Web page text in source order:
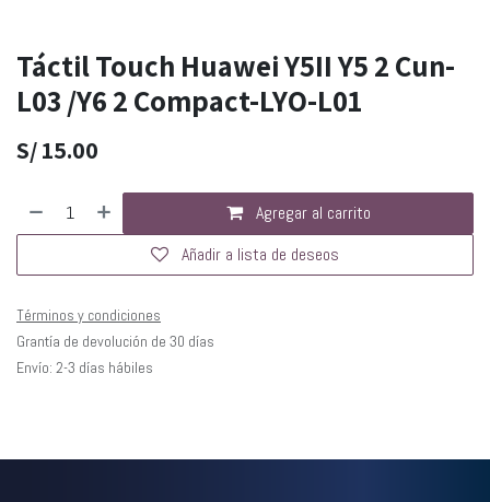
Táctil Touch Huawei Y5II Y5 2 Cun-
L03 /Y6 2 Compact-LYO-L01
S/15.00
Agregar al carrito
Añadir a lista de deseos
Términos y condiciones
Grantía de devolución de 30 días
Envío: 2-3 días hábiles